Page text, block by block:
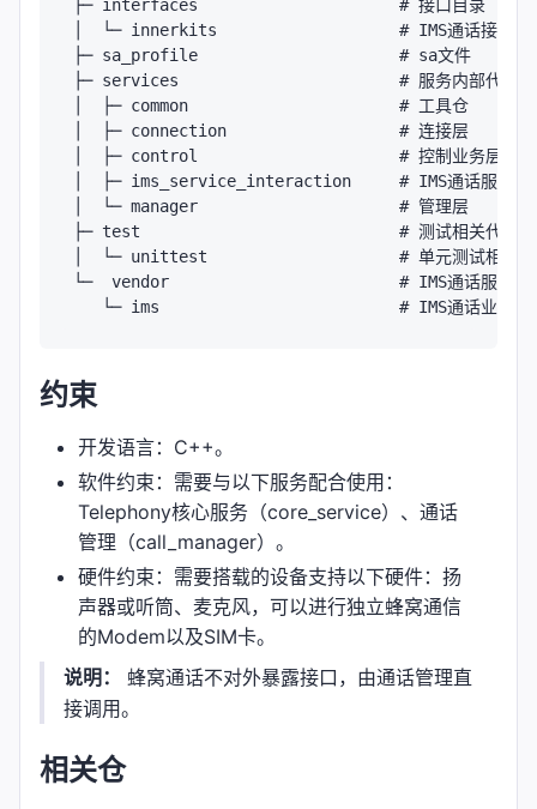
├─ interfaces                     # 接口目录
│  └─ innerkits                   # IMS通话接口定
├─ sa_profile                     # sa文件
├─ services                       # 服务内部代码
│  ├─ common                      # 工具仓
│  ├─ connection                  # 连接层
│  ├─ control                     # 控制业务层
│  ├─ ims_service_interaction     # IMS通话服务交
│  └─ manager                     # 管理层
├─ test                           # 测试相关代码
│  └─ unittest                    # 单元测试相关代
└─  vendor                        # IMS通话服务实现
约束
开发语言：C++。
软件约束：需要与以下服务配合使用：
Telephony核心服务（core_service）、通话
管理（call_manager）。
硬件约束：需要搭载的设备支持以下硬件：扬
声器或听筒、麦克风，可以进行独立蜂窝通信
的Modem以及SIM卡。
说明：
蜂窝通话不对外暴露接口，由通话管理直
接调用。
相关仓